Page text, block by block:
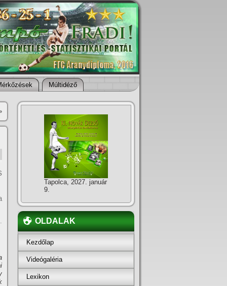
Múltidéző
Tapolca, 2027. január
9.
OLDALAK
Kezdőlap
Videógaléria
Lexikon